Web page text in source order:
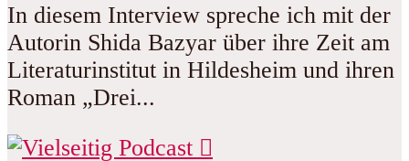
In diesem Interview spreche ich mit der
Autorin Shida Bazyar über ihre Zeit am
Literaturinstitut in Hildesheim und ihren
Roman „Drei...